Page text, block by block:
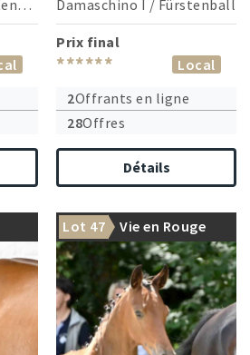
Damaschino I / Fürstenball
Prix final
******
Local
2Offrants en ligne
28Offres
Détails
Lot 47 Vie en Rouge